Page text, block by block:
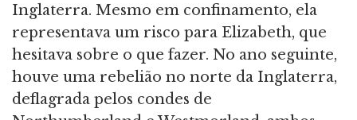
Inglaterra. Mesmo em confinamento, ela
representava um risco para Elizabeth, que
hesitava sobre o que fazer. No ano seguinte,
houve uma rebelião no norte da Inglaterra,
deflagrada pelos condes de